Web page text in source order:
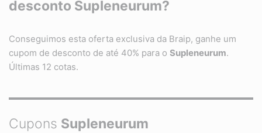
desconto Supleneurum?
Conseguimos esta oferta exclusiva da Braip, ganhe um
cupom de desconto de até 40% para o Supleneurum.
Últimas 12 cotas.
Cupons Supleneurum